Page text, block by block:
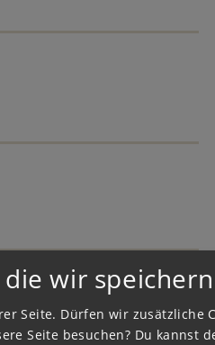
wir speichern
Seite. Dürfen wir zusätzliche
Seite besuchen? Du kannst